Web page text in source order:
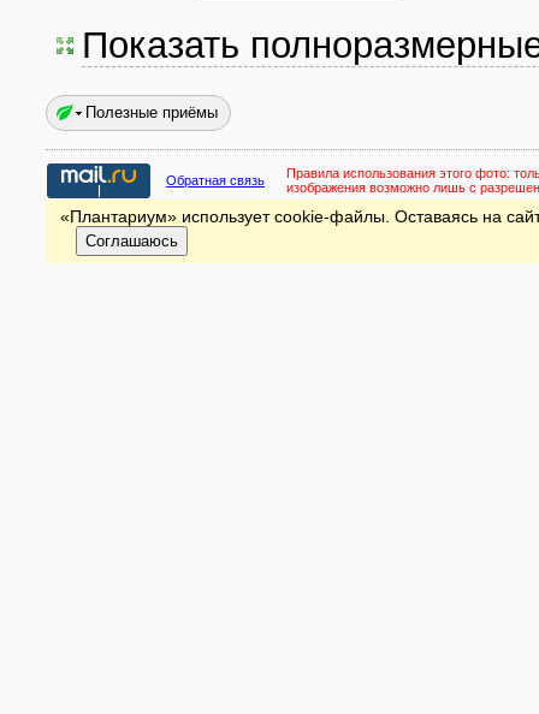
Показать
Полезные приёмы
Обратная связь Правила использования этого фото:
изображения возможно лишь с
«Плантариум» использует cookie-файлы. Оставаясь на
Соглашаюсь